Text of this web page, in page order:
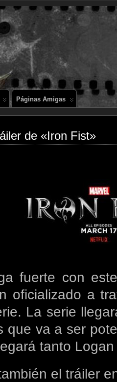
Páginas Amigas
de «Iron Fist»
fuerte con
oficializado a
La serie
que va a ser
tanto
el tráiler